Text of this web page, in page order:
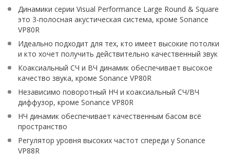
Динамики серии Visual Performance Large Round & Square
это 3-полосная акустическая система, кроме Sonance
VP80R
Идеально подходит для тех, кто имеет высокие потолки
и кто хочет получить действительно качественный звук
Коаксиальный СЧ и ВЧ динамик обеспечивает высокое
качество звука, кроме Sonance VP80R
Независимо поворотный НЧ и коаксиальный СЧ/ВЧ
диффузор, кроме Sonance VP80R
НЧ динамик обеспечивает качественным басом всё
пространство
Регулятор уровня высоких частот спереди у Sonance
VP88R